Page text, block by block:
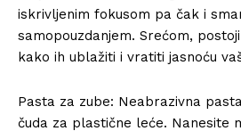
iskrivljenim fokusom pa čak i
samopouzdanjem. Srećom,
kako ih ublažiti i vratiti jasnoću
Pasta za zube: Neabrazivna
čuda za plastične leće. Nanesite